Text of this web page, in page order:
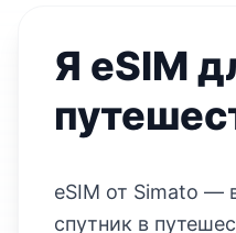
Я eSIM
eSIM от Simato —
спутник в